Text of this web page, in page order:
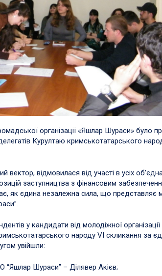
організації «Яшлар Шураси» було
Курултаю кримськотатарського
вектор, відмовилася від участі в усіх
заступництва з фінансовим
як єдина незалежна сила, що представляє
у кандидати від молодіжної
народу VI скликання за
увійшли:
“Яшлар Шураси” – Ділявер Акієв;